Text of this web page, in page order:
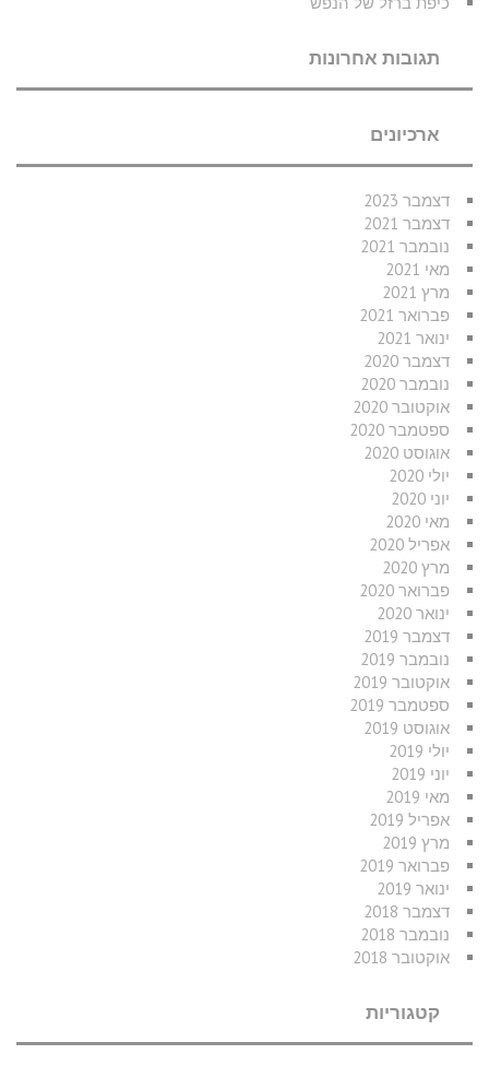
תגובות אחרונות
ארכיונים
דצמבר 2023
דצמבר 2021
נובמבר 2021
מאי 2021
מרץ 2021
פברואר 2021
ינואר 2021
דצמבר 2020
נובמבר 2020
אוקטובר 2020
ספטמבר 2020
אוגוסט 2020
יולי 2020
יוני 2020
מאי 2020
אפריל 2020
מרץ 2020
פברואר 2020
ינואר 2020
דצמבר 2019
נובמבר 2019
אוקטובר 2019
ספטמבר 2019
אוגוסט 2019
יולי 2019
יוני 2019
מאי 2019
אפריל 2019
מרץ 2019
פברואר 2019
ינואר 2019
דצמבר 2018
נובמבר 2018
אוקטובר 2018
קטגוריות